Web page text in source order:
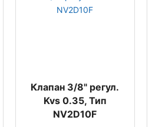
Клапан 3/8" регул.
Kvs 0.35, Тип
NV2D10F